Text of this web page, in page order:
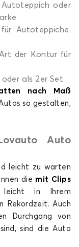
für
für
für
für
Autoteppich oder
Autoteppiche:
der Kontur für
als 2er Set
nach Maß
so gestalten,
Auto
leicht zu warten
die mit Clips
in Ihrem
Rekordzeit. Auch
Durchgang von
sind die Auto